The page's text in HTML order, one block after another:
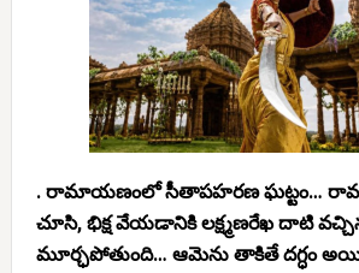
. రామాయణంలో సీతాపహరణ ఘట్టం…
చూసి, భిక్ష వేయడానికి లక్ష్మణరేఖ దాటి
మూర్ఛపోతుంది… ఆమెను తాకితే దగ్ధం